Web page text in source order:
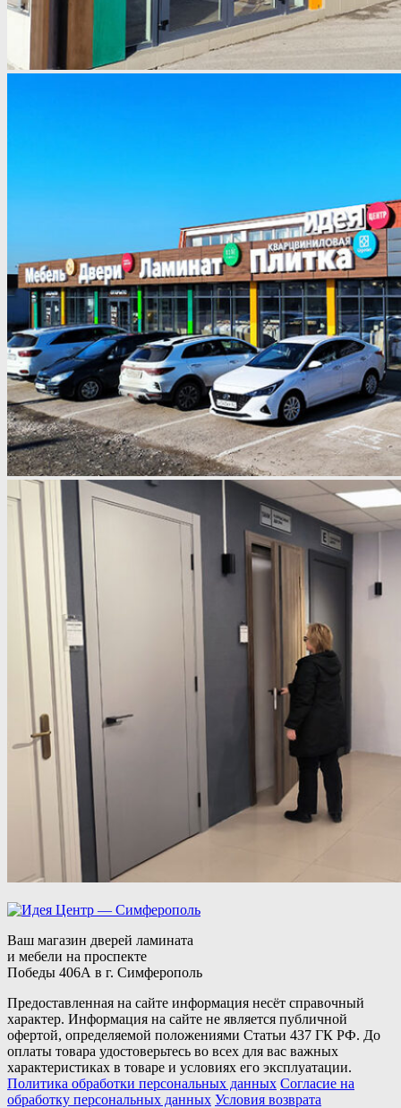
Ваш магазин дверей ламината
и мебели на проспекте
Победы 406А в г. Симферополь
Предоставленная на сайте информация несёт справочный
характер. Информация на сайте не является публичной
офертой, определяемой положениями Статьи 437 ГК РФ. До
оплаты товара удостоверьтесь во всех для вас важных
характеристиках в товаре и условиях его эксплуатации.
Политика обработки персональных данных Согласие на
обработку персональных данных Условия возврата